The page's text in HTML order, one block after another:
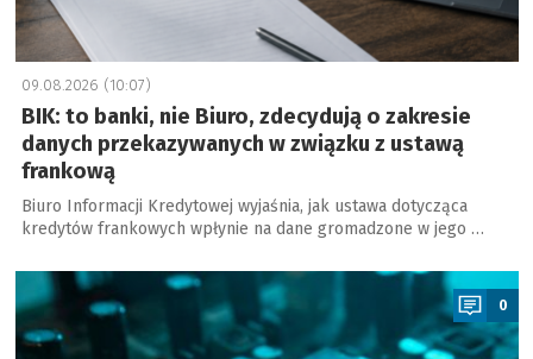
09.08.2026 (10:07)
BIK: to banki, nie Biuro, zdecydują o zakresie
danych przekazywanych w związku z ustawą
frankową
Biuro Informacji Kredytowej wyjaśnia, jak ustawa dotycząca
kredytów frankowych wpłynie na dane gromadzone w jego …
a
0